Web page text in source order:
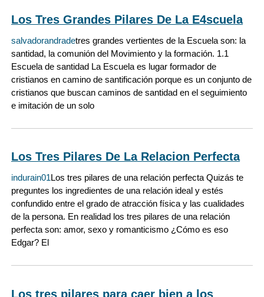
Los Tres Grandes Pilares De La E4scuela
salvadorandradetres grandes vertientes de la Escuela son: la
santidad, la comunión del Movimiento y la formación. 1.1
Escuela de santidad La Escuela es lugar formador de
cristianos en camino de santificación porque es un conjunto de
cristianos que buscan caminos de santidad en el seguimiento
e imitación de un solo
Los Tres Pilares De La Relacion Perfecta
indurain01Los tres pilares de una relación perfecta Quizás te
preguntes los ingredientes de una relación ideal y estés
confundido entre el grado de atracción física y las cualidades
de la persona. En realidad los tres pilares de una relación
perfecta son: amor, sexo y romanticismo ¿Cómo es eso
Edgar? El
Los tres pilares para caer bien a los